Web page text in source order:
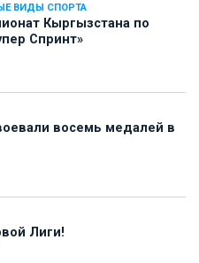
ВИДЫ СПОРТА
Кыргызстана по
Спринт»
восемь медалей в
Лиги!